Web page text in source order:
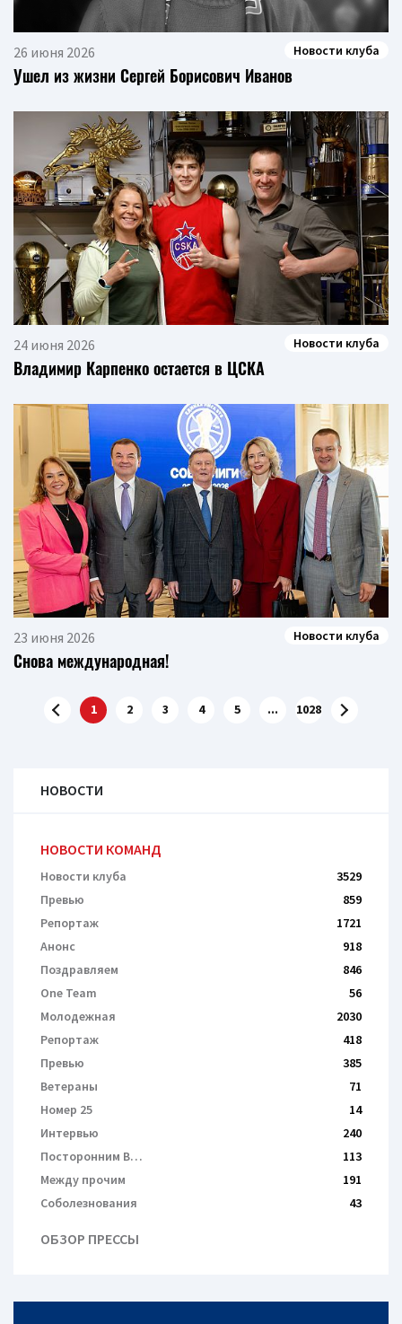
26 июня 2026 Новости клуба
Ушел из жизни Сергей Борисович Иванов
24 июня 2026 Новости клуба
Владимир Карпенко остается в ЦСКА
23 июня 2026 Новости клуба
Снова международная!
1 2 3 4 5 ... 1028
НОВОСТИ
НОВОСТИ КОМАНД
Новости клуба
3529
Превью
859
Репортаж
1721
Анонс
918
Поздравляем
846
One Team
56
Молодежная
2030
Репортаж
418
Превью
385
Ветераны
71
Номер 25
14
Интервью
240
Посторонним В…
113
Между прочим
191
Соболезнования
43
ОБЗОР ПРЕССЫ